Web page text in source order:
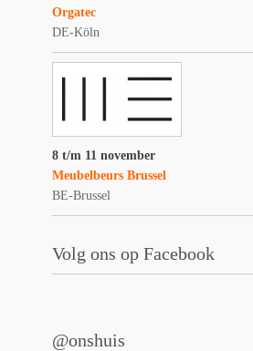
Orgatec
DE-Köln
8 t/m 11 november
Meubelbeurs Brussel
BE-Brussel
Volg ons op Facebook
@onshuis